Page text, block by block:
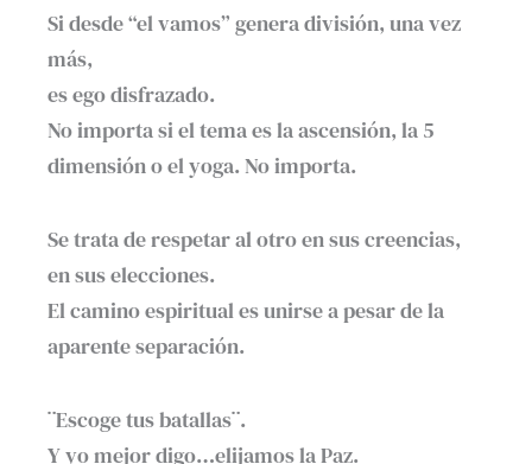
Si desde “el vamos” genera división, una vez
más,
es ego disfrazado.
No importa si el tema es la ascensión, la 5
dimensión o el yoga. No importa.
Se trata de respetar al otro en sus creencias,
en sus elecciones.
El camino espiritual es unirse a pesar de la
aparente separación.
¨Escoge tus batallas¨.
Y yo mejor digo…elijamos la Paz.